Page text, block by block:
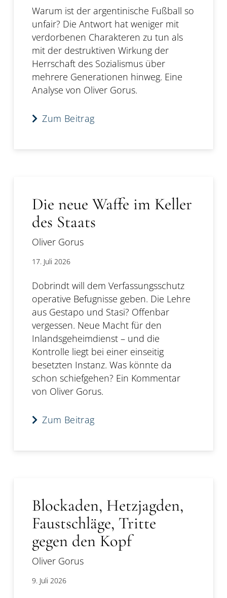
Warum ist der argentinische Fußball so
unfair? Die Antwort hat weniger mit
verdorbenen Charakteren zu tun als
mit der destruktiven Wirkung der
Herrschaft des Sozialismus über
mehrere Generationen hinweg. Eine
Analyse von Oliver Gorus.
Zum Beitrag
Die neue Waffe im Keller
des Staats
Oliver Gorus
17. Juli 2026
Dobrindt will dem Verfassungsschutz
operative Befugnisse geben. Die Lehre
aus Gestapo und Stasi? Offenbar
vergessen. Neue Macht für den
Inlandsgeheimdienst – und die
Kontrolle liegt bei einer einseitig
besetzten Instanz. Was könnte da
schon schiefgehen? Ein Kommentar
von Oliver Gorus.
Zum Beitrag
Blockaden, Hetzjagden,
Faustschläge, Tritte
gegen den Kopf
Oliver Gorus
9. Juli 2026